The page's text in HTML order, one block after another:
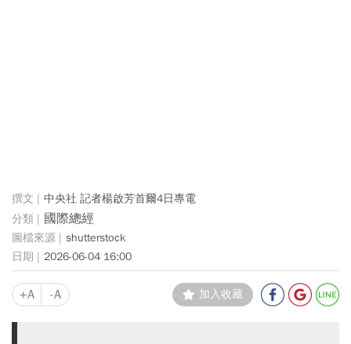
中央社 記者楊啟芳首爾4日專電
國際總經
shutterstock
2026-06-04 16:00
+A -A 加入收藏